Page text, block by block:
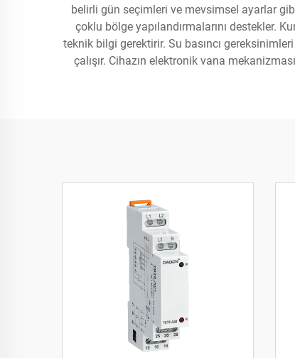
belirli gün seçimleri ve mevsimsel ayarlar
çoklu bölge yapılandırmalarını destekler.
teknik bilgi gerektirir. Su basıncı
çalışır. Cihazın elektronik vana